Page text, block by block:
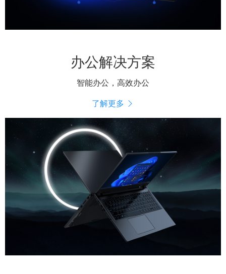
办公解决方案
智能办公，高效办公
了解更多